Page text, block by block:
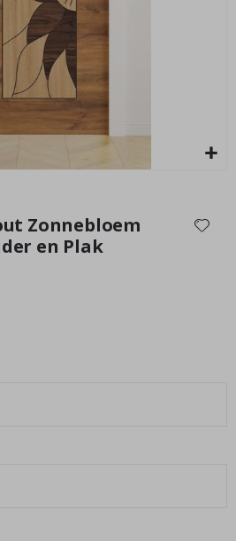
Special
Price
29,00 €
Zonnebloem
en Plak